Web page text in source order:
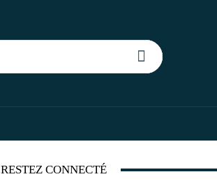
RESTEZ CONNECTÉ